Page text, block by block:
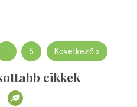
5 Következő »
cikkek